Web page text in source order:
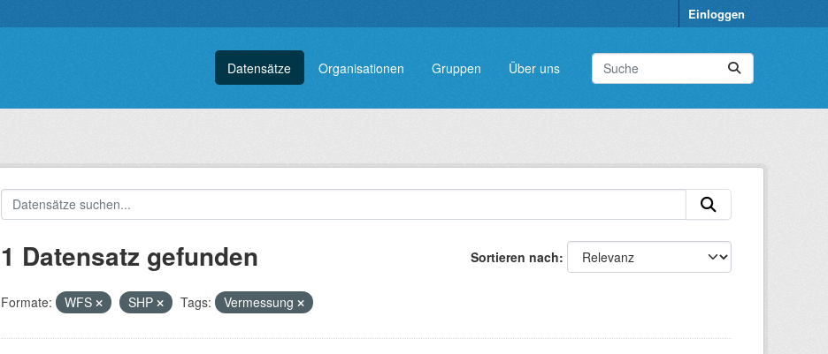
Einloggen
Datensätze Organisationen Gruppen Über uns
Sortieren nach
1 Datensatz gefunden
Formate: WFS SHP Tags: Vermessung